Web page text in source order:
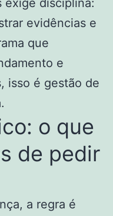
evidências e
que
e
isso é gestão de
o que
de pedir
a regra é